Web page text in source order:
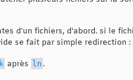
d'un fichiers, d'abord. si le
se fait par simple redirection :
après ln .